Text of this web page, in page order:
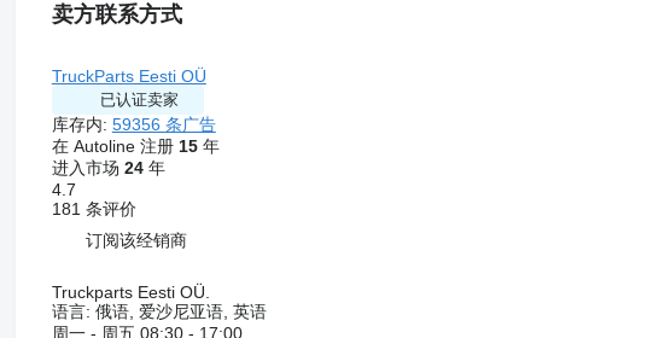
卖方联系方式
TruckParts Eesti OÜ
已认证卖家
库存内: 59356 条广告
在 Autoline 注册 15年
进入市场 24年
4.7
181 条评价
订阅该经销商
Truckparts Eesti OÜ.
语言: 俄语, 爱沙尼亚语, 英语
周一 - 周五 08:30 - 17:00